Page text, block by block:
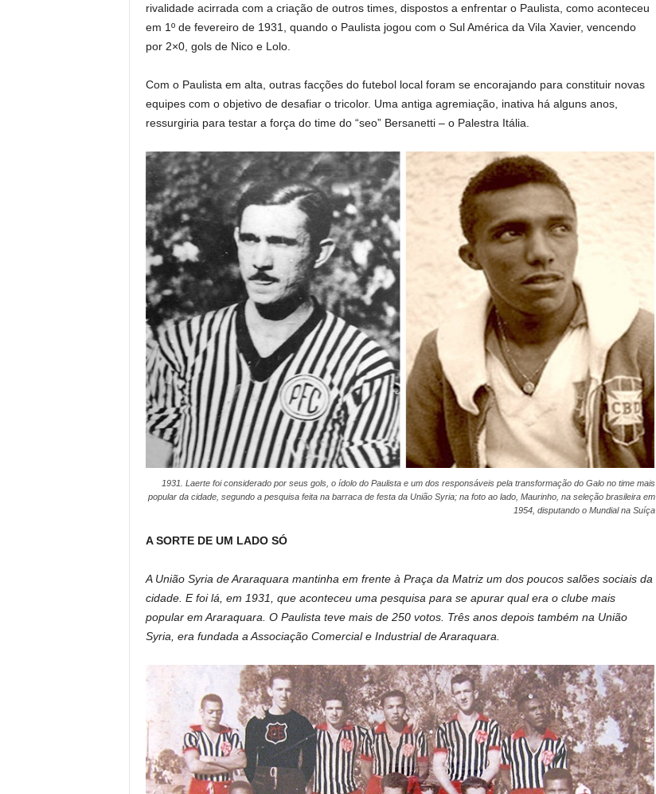
rivalidade acirrada com a criação de outros times, dispostos a enfrentar o Paulista, como aconteceu
em 1º de fevereiro de 1931, quando o Paulista jogou com o Sul América da Vila Xavier, vencendo
por 2×0, gols de Nico e Lolo.
Com o Paulista em alta, outras facções do futebol local foram se encorajando para constituir novas
equipes com o objetivo de desafiar o tricolor. Uma antiga agremiação, inativa há alguns anos,
ressurgiria para testar a força do time do “seo” Bersanetti – o Palestra Itália.
1931. Laerte foi considerado por seus gols, o ídolo do Paulista e um dos responsáveis pela transformação do Galo no time mais
popular da cidade, segundo a pesquisa feita na barraca de festa da União Syria; na foto ao lado, Maurinho, na seleção brasileira em
1954, disputando o Mundial na Suíça
A SORTE DE UM LADO SÓ
A União Syria de Araraquara mantinha em frente à Praça da Matriz um dos poucos salões sociais da
cidade. E foi lá, em 1931, que aconteceu uma pesquisa para se apurar qual era o clube mais
popular em Araraquara. O Paulista teve mais de 250 votos. Três anos depois também na União
Syria, era fundada a Associação Comercial e Industrial de Araraquara.